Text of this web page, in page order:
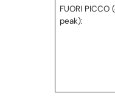
FUORI PICCO
peak):